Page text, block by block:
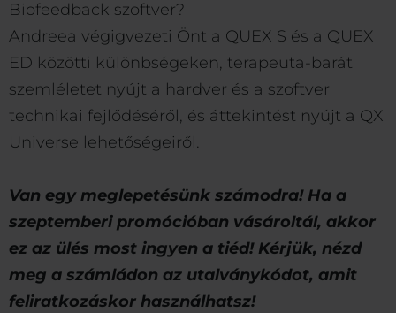
Biofeedback szoftver?
Andreea végigvezeti Önt a QUEX S és a QUEX
ED közötti különbségeken, terapeuta-barát
szemléletet nyújt a hardver és a szoftver
technikai fejlődéséről, és áttekintést nyújt a QX
Universe lehetőségeiről.
Van egy meglepetésünk számodra! Ha a
szeptemberi promócióban vásároltál, akkor
ez az ülés most ingyen a tiéd! Kérjük, nézd
meg a számládon az utalványkódot, amit
feliratkozáskor használhatsz!